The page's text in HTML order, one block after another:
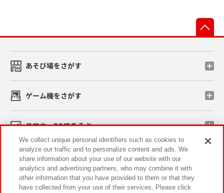
あそび場をさがす
ゲーム機をさがす
スマホ・PCであそぶ
イベント・キャンペーン
We collect unique personal identifiers such as cookies to
analyze our traffic and to personalize content and ads. We
share information about your use of our website with our
analytics and advertising partners, who may combine it with
other information that you have provided to them or that they
have collected from your use of their services. Please click